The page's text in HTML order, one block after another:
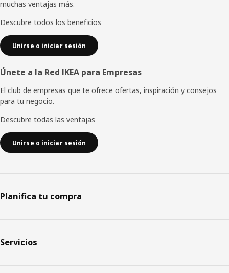
página
muchas ventajas más.
Descubre todos los beneficios
Unirse o iniciar sesión
Únete a la Red IKEA para Empresas
El club de empresas que te ofrece ofertas, inspiración y consejos
para tu negocio.
Descubre todas las ventajas
Unirse o iniciar sesión
Planifica tu compra
Servicios